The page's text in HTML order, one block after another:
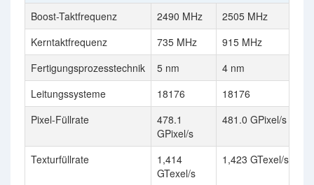
Boost-Taktfrequenz 2490 MHz
2505 MHz
Kerntaktfrequenz
735 MHz
915 MHz
Fertigungsprozesstechnik
5 nm
4 nm
Leitungssysteme
18176
18176
Pixel-Füllrate
478.1
GPixel/s
481.0 GPixel/s
Texturfüllrate
1,414
GTexel/s
1,423 GTexel/s